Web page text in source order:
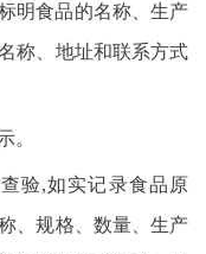
明食品的名称、生产
称、地址和联系方式
。
验,如实记录食品原
、规格、数量、生产